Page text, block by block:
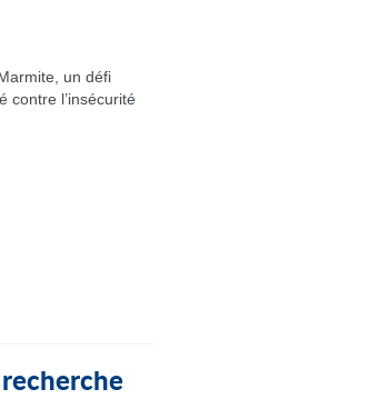
un défi
contre l’insécurité